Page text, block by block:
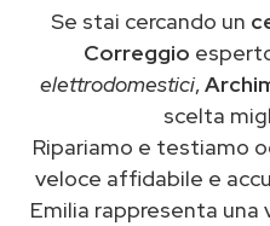
Se stai cercando un
Correggio
elettrodomestici,
scelta
Ripariamo e testiamo
veloce affidabile e
Emilia rappresenta una